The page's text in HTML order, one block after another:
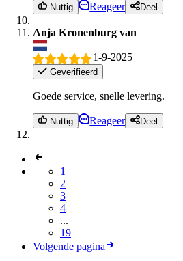
Nuttig Reageer Deel
Anja Kronenburg van
1-9-2025
Geverifieerd
Goede service, snelle levering.
Nuttig Reageer Deel
1
2
3
4
...
19
Volgende pagina